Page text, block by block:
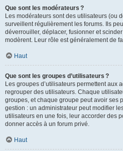
Que sont les modérateurs ?
Les modérateurs sont des utilisateurs (ou
surveillent régulièrement les forums. Ils
déverrouiller, déplacer, fusionner et
modèrent. Leur rôle est généralement de
Haut
Que sont les groupes d’utilisateurs ?
Les groupes d’utilisateurs permettent aux
regrouper des utilisateurs. Chaque
groupes, et chaque groupe peut avoir ses
gestion : un administrateur peut modifier
utilisateurs en une fois, leur accorder des
donner accès à un forum privé.
Haut